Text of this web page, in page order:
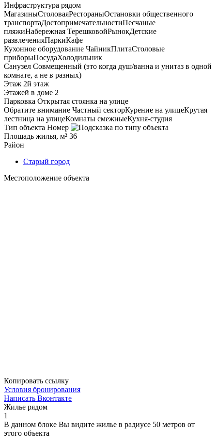
Инфраструктура рядом
МагазиныСтоловаяРестораныОстановки общественного
транспортаДостопримечательностиПесчаные
пляжиНабережная ТерешковойРынокДетские
развлеченияПаркиКафе
Кухонное оборудование ЧайникПлитаСтоловые
приборыПосудаХолодильник
Санузел Совмещенный (это когда душ/ванна и унитаз в одной
комнате, а не в разных)
Этаж 2й этаж
Этажей в доме 2
Парковка Открытая стоянка на улице
Обратите внимание Частный секторКурение на улицеКрутая
лестница на улицеКомнаты смежныеКухня-студия
Тип объекта Номер
Площадь жилья, м² 36
Район
Старый город
Местоположение объекта
Копировать ссылку
Условия бронирования
Написать Вконтакте
Жилье рядом
1
В данном блоке Вы видите жилье в радиусе 50 метров от
этого объекта